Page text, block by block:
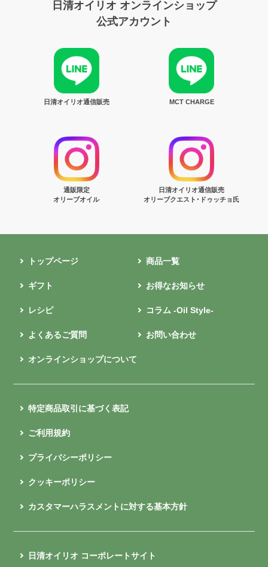
日清オイリオ オンラインショップ
公式アカウント
日清オイリオ通信販売 MCT CHARGE
通販限定
オリーブオイル
日清オイリオ通信販売
オリーブクエスト･ドゥッチョ氏
トップページ 商品一覧
ギフト お得なお知らせ
レシピ コラム -Oil Style-
よくあるご質問 お問い合わせ
オンラインショップについて
特定商品取引に基づく表記
ご利用規約
プライバシーポリシー
クッキーポリシー
カスタマーハラスメントに対する基本方針
日清オイリオ コーポレートサイト